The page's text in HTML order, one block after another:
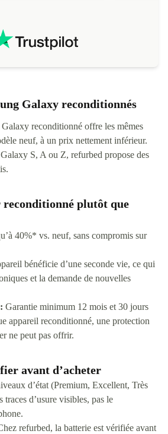
Galaxy reconditionnés
reconditionné offre les mêmes
neuf, à un prix nettement inférieur.
S, A ou Z, refurbed propose des
reconditionné plutôt que
40%* vs. neuf, sans compromis sur
bénéficie d’une seconde vie, ce qui
et la demande de nouvelles
Garantie minimum 12 mois et 30 jours
appareil reconditionné, une protection
ne peut pas offrir.
avant d’acheter
d’état (Premium, Excellent, Très
d’usure visibles, pas le
refurbed, la batterie est vérifiée avant